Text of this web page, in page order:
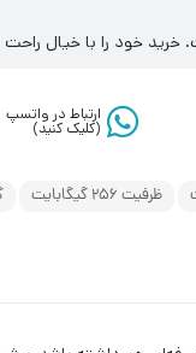
خود را با خیال راحت
ارتباط در واتسپ
(کلیک کنید)
ظرفیت 256 گیگابایت